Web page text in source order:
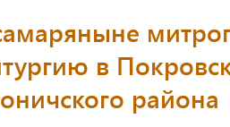
в
района